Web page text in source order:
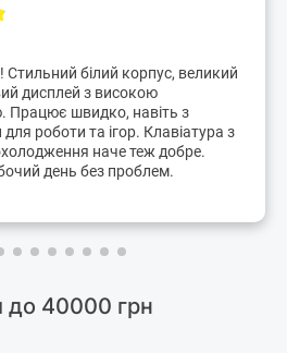
Стильний білий корпус, великий
дисплей з високою
Працює швидко, навіть з
роботи та ігор. Клавіатура з
наче теж добре.
день без проблем.
до 40000 грн